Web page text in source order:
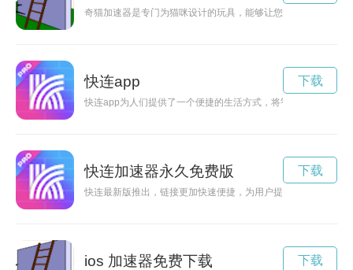
奇猫加速器是专门为猫咪设计的玩具，能够让您的宠物更加活
快连app
快连app为人们提供了一个便捷的生活方式，将智能科技融入日
下载
快连加速器永久免费版
快连最新版推出，链接更加快速便捷，为用户提供更优质的上网
下载
ios 加速器免费下载 下载